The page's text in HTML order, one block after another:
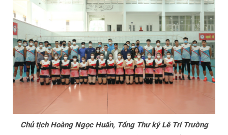
Chủ tịch Hoàng Ngọc Huấn, Tổng Thư ký Lê Trí Trường